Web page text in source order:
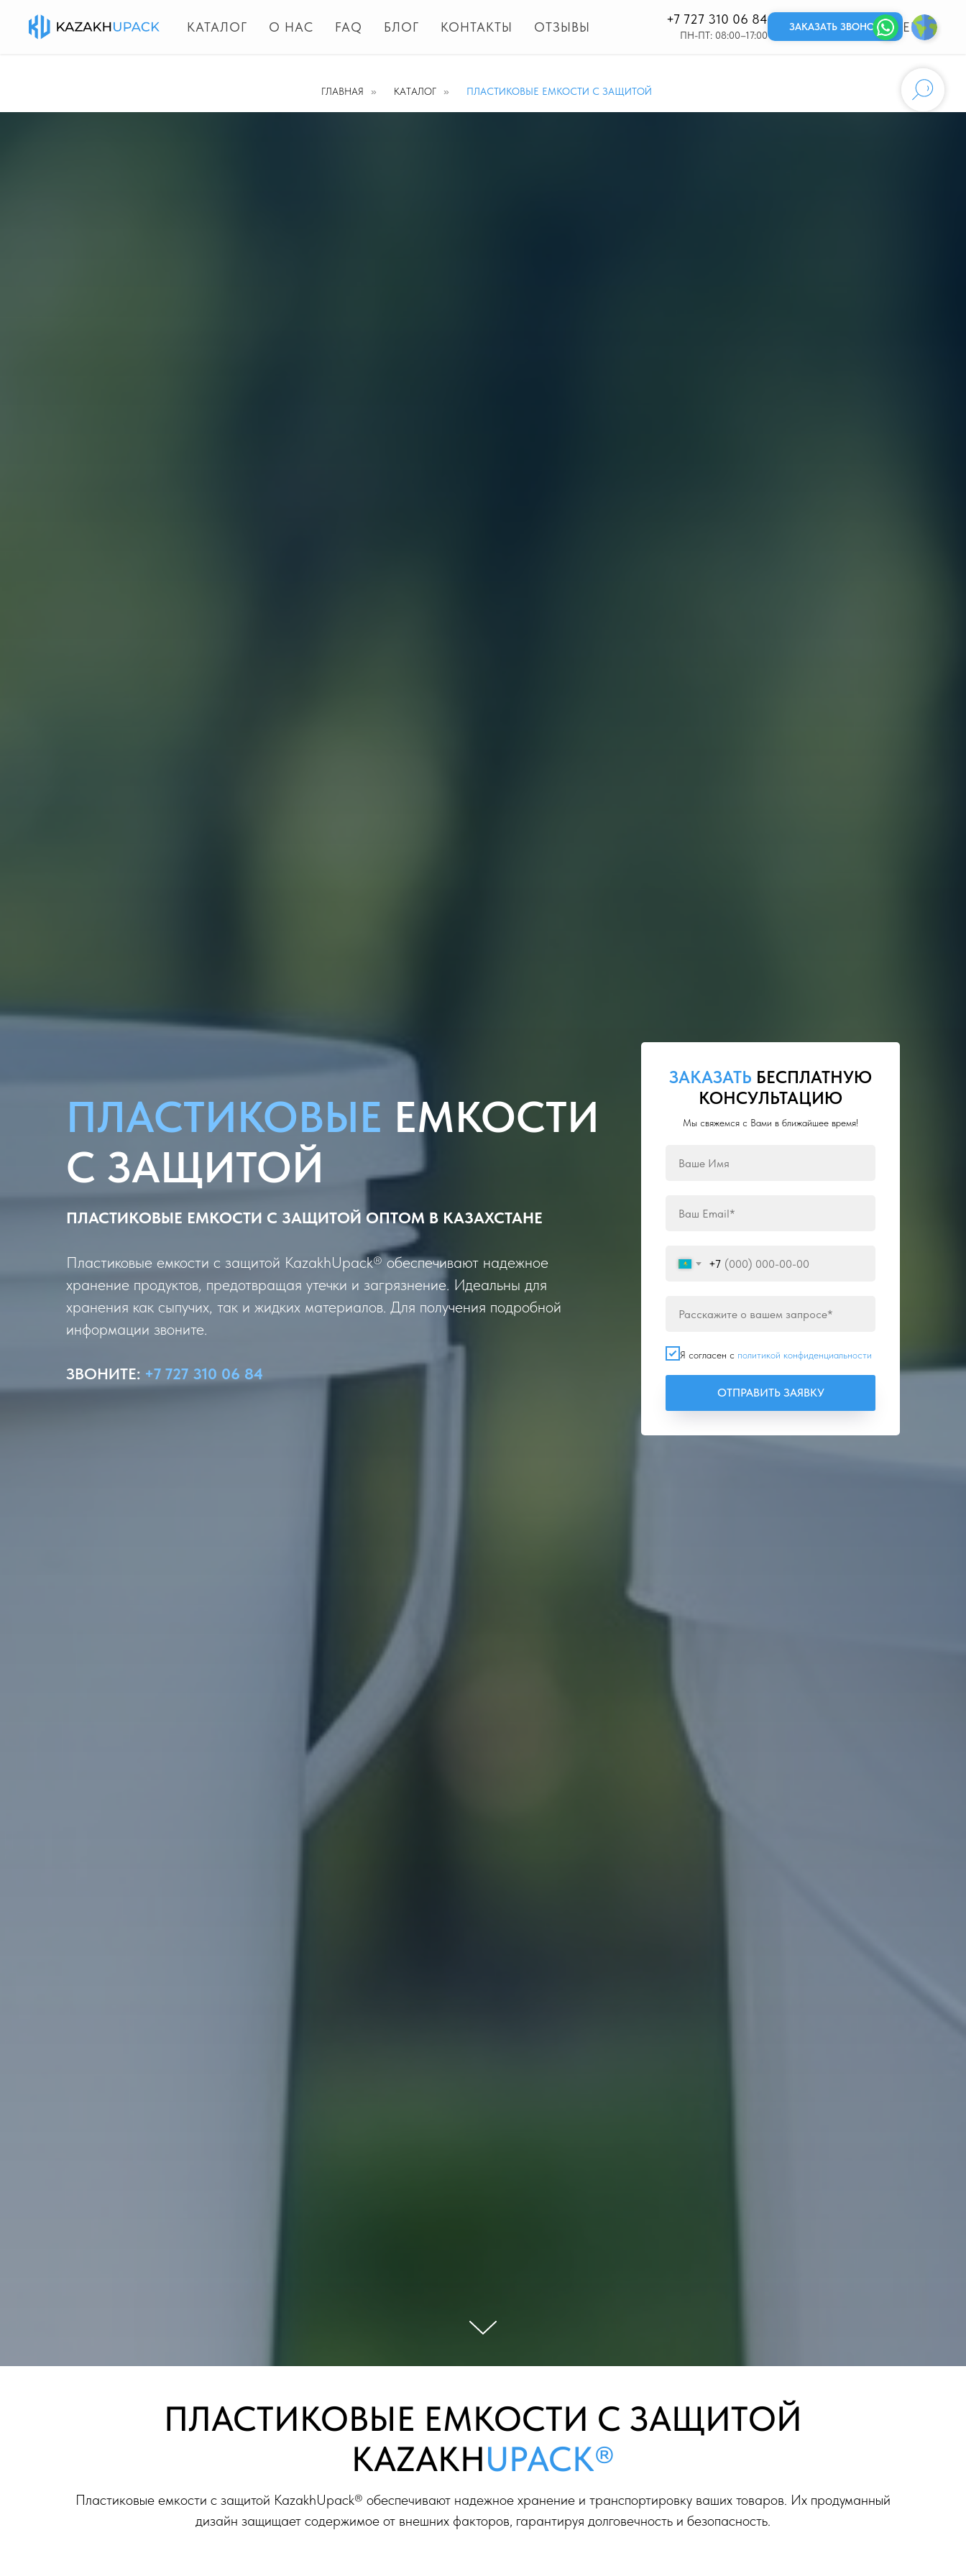
КАТАЛОГ О НАС FAQ БЛОГ КОНТАКТЫ ОТЗЫВЫ
+7 727 310 06 84
ПН-ПТ: 08:00–17:00
ЗАКАЗАТЬ ЗВОНОК ENKZ
ГЛАВНАЯ » КАТАЛОГ » ПЛАСТИКОВЫЕ ЕМКОСТИ С ЗАЩИТОЙ
ПЛАСТИКОВЫЕ ЕМКОСТИ
С ЗАЩИТОЙ
ПЛАСТИКОВЫЕ ЕМКОСТИ С ЗАЩИТОЙ ОПТОМ В КАЗАХСТАНЕ
Пластиковые емкости с защитой KazakhUpack® обеспечивают надежное
хранение продуктов, предотвращая утечки и загрязнение. Идеальны для
хранения как сыпучих, так и жидких материалов. Для получения подробной
информации звоните.
ЗВОНИТЕ: +7 727 310 06 84
ЗАКАЗАТЬ БЕСПЛАТНУЮ
КОНСУЛЬТАЦИЮ
Мы свяжемся с Вами в ближайшее время!
+7
Я согласен с политикой конфиденциальности
ОТПРАВИТЬ ЗАЯВКУ
ПЛАСТИКОВЫЕ ЕМКОСТИ С ЗАЩИТОЙ
KAZAKHUPACK®
Пластиковые емкости с защитой KazakhUpack® обеспечивают надежное хранение и транспортировку ваших товаров. Их продуманный
дизайн защищает содержимое от внешних факторов, гарантируя долговечность и безопасность.